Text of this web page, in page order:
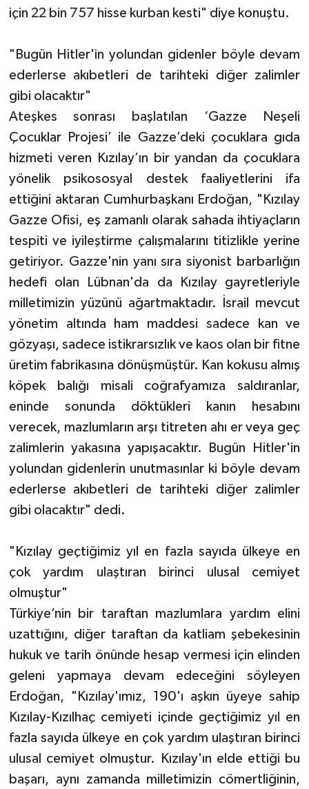
için 22 bin 757 hisse kurban kesti" diye konuştu.
"Bugün Hitler'in yolundan gidenler böyle devam
ederlerse akıbetleri de tarihteki diğer zalimler
gibi olacaktır"
Ateşkes sonrası başlatılan ‘Gazze Neşeli
Çocuklar Projesi’ ile Gazze’deki çocuklara gıda
hizmeti veren Kızılay’ın bir yandan da çocuklara
yönelik psikososyal destek faaliyetlerini ifa
ettiğini aktaran Cumhurbaşkanı Erdoğan, "Kızılay
Gazze Ofisi, eş zamanlı olarak sahada ihtiyaçların
tespiti ve iyileştirme çalışmalarını titizlikle yerine
getiriyor. Gazze'nin yanı sıra siyonist barbarlığın
hedefi olan Lübnan'da da Kızılay gayretleriyle
milletimizin yüzünü ağartmaktadır. İsrail mevcut
yönetim altında ham maddesi sadece kan ve
gözyaşı, sadece istikrarsızlık ve kaos olan bir fitne
üretim fabrikasına dönüşmüştür. Kan kokusu almış
köpek balığı misali coğrafyamıza saldıranlar,
eninde sonunda döktükleri kanın hesabını
verecek, mazlumların arşı titreten ahı er veya geç
zalimlerin yakasına yapışacaktır. Bugün Hitler'in
yolundan gidenlerin unutmasınlar ki böyle devam
ederlerse akıbetleri de tarihteki diğer zalimler
gibi olacaktır" dedi.
"Kızılay geçtiğimiz yıl en fazla sayıda ülkeye en
çok yardım ulaştıran birinci ulusal cemiyet
olmuştur"
Türkiye’nin bir taraftan mazlumlara yardım elini
uzattığını, diğer taraftan da katliam şebekesinin
hukuk ve tarih önünde hesap vermesi için elinden
geleni yapmaya devam edeceğini söyleyen
Erdoğan, "Kızılay'ımız, 190'ı aşkın üyeye sahip
Kızılay-Kızılhaç cemiyeti içinde geçtiğimiz yıl en
fazla sayıda ülkeye en çok yardım ulaştıran birinci
ulusal cemiyet olmuştur. Kızılay'ın elde ettiği bu
başarı, aynı zamanda milletimizin cömertliğinin,